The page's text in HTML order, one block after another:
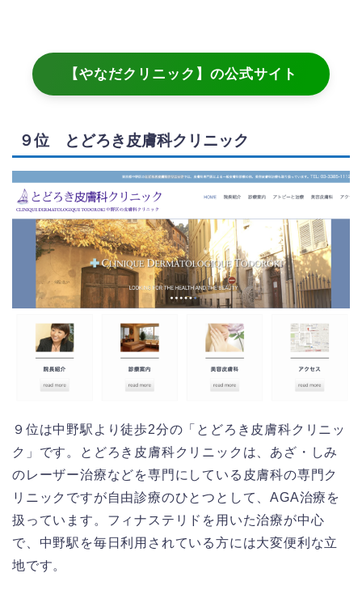
【やなだクリニック】の公式サイト
９位 とどろき皮膚科クリニック
９位は中野駅より徒歩2分の「とどろき皮膚科クリニッ
ク」です。とどろき皮膚科クリニックは、あざ・しみ
のレーザー治療などを専門にしている皮膚科の専門ク
リニックですが自由診療のひとつとして、AGA治療を
扱っています。フィナステリドを用いた治療が中心
で、中野駅を毎日利用されている方には大変便利な立
地です。